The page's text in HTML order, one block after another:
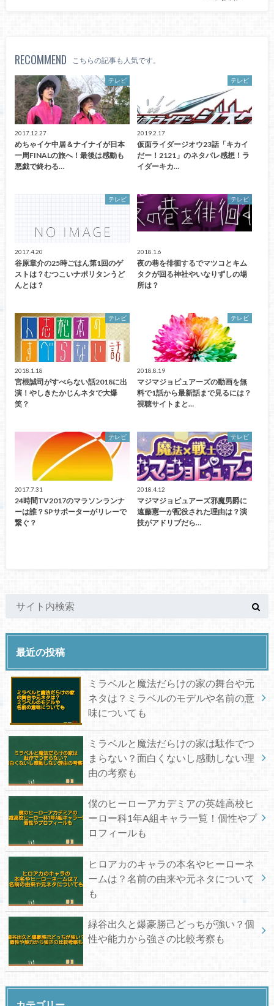
RECOMMEND こちらの記事も人気です。
テレビ
2017.12.27
めちゃイケ中居＆ナイナイが日本
一周FINALの旅へ！最後は感動も
悪戯で終わる…
テレビ
2019.2.17
仮面ライダージオウ23話「キカイ
だー！2121」のネタバレ感想！ラ
イダーキカ…
テレビ
2017.4.20
谷原章介の25時ごはん第1回のゲ
ストは？むつこいナポリタンうど
んとは？
テレビ
2018.1.6
夜の巷を徘徊するでマツコとキム
タクが回る神社やいなりずしの場
所は？
テレビ
2018.1.18
宮根誠司がすべらない話2018に出
演！やしきたかじんネタで大爆
笑？
テレビ
2018.8.19
マジマジョピュアーズの動画を無
料で1話から最新話まで見るには？
視聴サイトまと…
テレビ
2017.7.31
24時間TV2017のマラソンランナ
ーは誰？SPサポーターがリレーで
繋ぐ？
テレビ
2018.4.12
マジマジョピュアーズ邪魔男爵に
遠藤憲一が配役された理由は？演
技がアドリブだら…
最近の投稿
ミラベルと魔法だらけの家の舞台や元
ネタは？ミラベルのモデルや名前の意
味についても
ミラベルと魔法だらけの家は駄作でつ
まらない？面白くないし感動しない理
由の考察も
僕のヒーローアカデミアの英雄高校ヒ
ーロー科1年A組キャラ一覧！個性やプ
ロフィールも
ヒロアカのキャラの本名やヒーローネ
ームは？名前の由来や元ネタについて
も
緑谷出久と爆豪勝己どっちが強い？個
性や能力から強さの比較考察も